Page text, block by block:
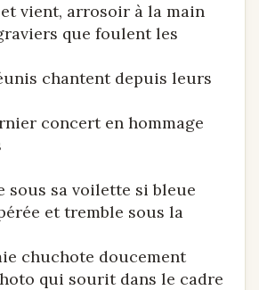
vient, arrosoir à la main
que foulent les
chantent depuis leurs
concert en hommage
sous sa voilette si bleue
et tremble sous la
chuchote doucement
qui sourit dans le cadre